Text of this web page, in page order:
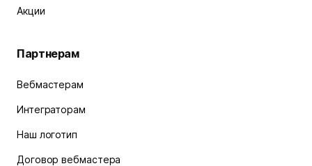
Акции
Партнерам
Вебмастерам
Интеграторам
Наш логотип
Договор вебмастера